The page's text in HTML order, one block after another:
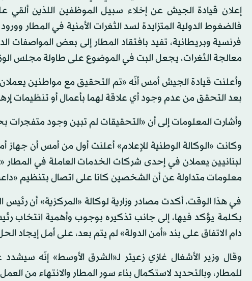
إعلان قيادة الجيش عن إخلاء سبيل الموظفين اللذين ألقي
فالضغوط الدولية المتزايدة لسد الثغرات الأمنية في المطار
فرنسية وبريطانية، تفيد بافتقاد المطار إلى بعض المواصفات
معالجة الثغرات، يجعل البت في الموضوع على طاولة مجلس
وأعلنت قيادة الجيش أمس أنّه «تم التحقيق مع مواطنين
بعد التحقق من عدم وجود أي علاقة لهما بأعمال أو تنظيمات
وأشارت المعلومات إلى أن «التحقيقات لم تبين وجود متفجرات
وكانت «الوكالة الوطنية للإعلام» أعلنت أول من أمس أن
لبنانيين يعملان في إحدى شركات الخدمات العاملة في المطار
معلومات متداولة عن أن الشخصين كانا على اتصال بتنظيم
في هذا الوقت، أكدت مصادر وزارية لوكالة «المركزية» أن
بكلمة يؤكد فيها، إلى جانب تذكيره بوجوب وأهمية انتخاب
دام الاتفاق على بند «أمن الدولة» لم يتم بعد، على أمل إيجاد
وقال وزير الأشغال غازي زعيتر لـ«الشرق الأوسط» إنّه سيشدد
للمطار، وبالتحديد لاستكمال بناء سور المطار والانتهاء من